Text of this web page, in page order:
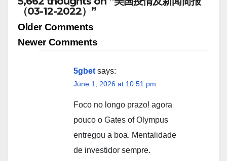
（03-12-2022）”
Comment
navigation
Older Comments
Newer Comments
5gbet says:
June 1, 2026 at 10:51 pm
Foco no longo prazo! agora
pouco o Gates of Olympus
entregou a boa. Mentalidade
de investidor sempre.